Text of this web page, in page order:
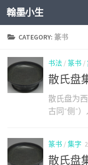
Skip to content
翰墨小生
CATEGORY: 篆书
书法 / 篆书 /
散氏盘
散氏盘为
古同“侧”
篆书 /集字
散氏盘